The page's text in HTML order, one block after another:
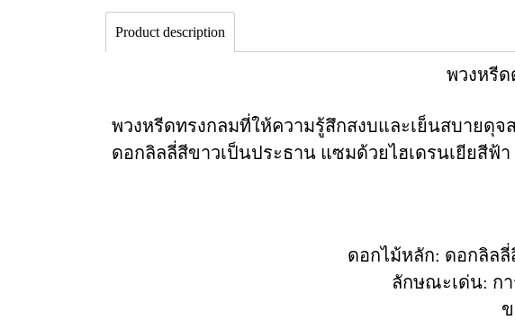
Product description
พวงหรี
พวงหรีดทรงกลมที่ให้ความรู้สึกสงบและเย็นสบายดุ
ดอกลิลลี่สีขาวเป็นประธาน แซมด้วยไฮเดรนเยียสีฟ้
ดอกไม้หลัก: ดอกลิลลี่
ลักษณะเด่น: ก